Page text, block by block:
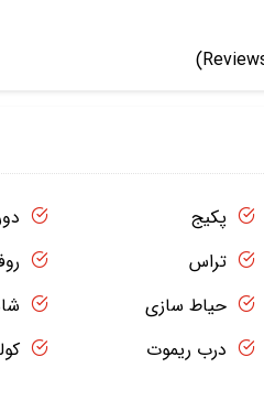
پکیج
تراس
حیاط سازی
درب ریموت